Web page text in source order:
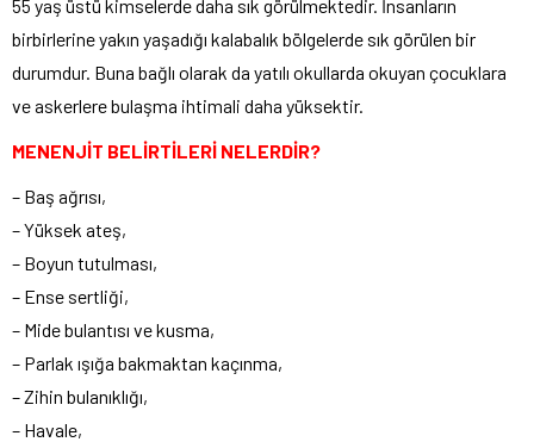
55 yaş üstü kimselerde daha sık görülmektedir. İnsanların
birbirlerine yakın yaşadığı kalabalık bölgelerde sık görülen bir
durumdur. Buna bağlı olarak da yatılı okullarda okuyan çocuklara
ve askerlere bulaşma ihtimali daha yüksektir.
MENENJİT BELİRTİLERİ NELERDİR?
– Baş ağrısı,
– Yüksek ateş,
– Boyun tutulması,
– Ense sertliği,
– Mide bulantısı ve kusma,
– Parlak ışığa bakmaktan kaçınma,
– Zihin bulanıklığı,
– Havale,